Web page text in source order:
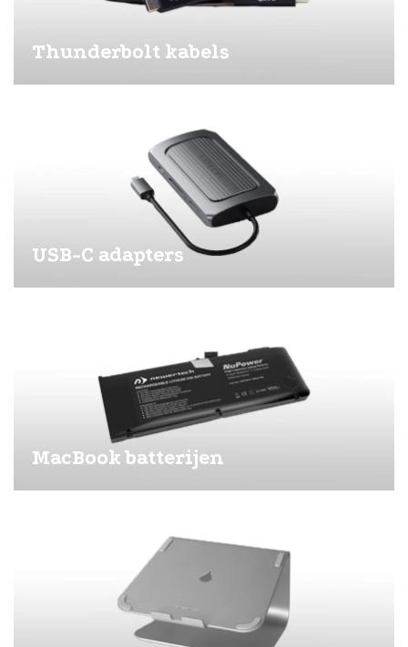
Thunderbolt kabels
USB-C adapters
MacBook batterijen